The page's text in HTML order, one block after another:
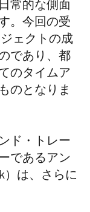
常的な側面
。今回の受
ェクトの成
であり、都
のタイムア
のとなりま
ド・トレー
であるアン
は、さらに